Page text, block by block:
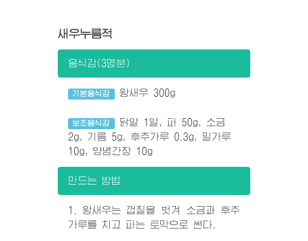
새우누름적
음식감(3명분)
기본음식감 왕새우 300g
보조음식감
닭알 1알, 파 50g, 소금
2g, 기름 5g, 후추가루 0.3g, 밀가루
10g, 양념간장 10g
만드는 방법
1. 왕새우는 껍질을 벗겨 소금과 후추
가루를 치고 파는 토막으로 썬다.